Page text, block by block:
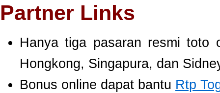
Partner Links
Hanya tiga pasaran resmi
Hongkong, Singapura, dan
Bonus online dapat bantu Rtp